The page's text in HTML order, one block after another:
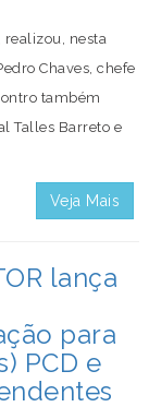
realizou, nesta
Chaves, chefe
também
Talles Barreto e
Veja Mais
lança
para
PCD e